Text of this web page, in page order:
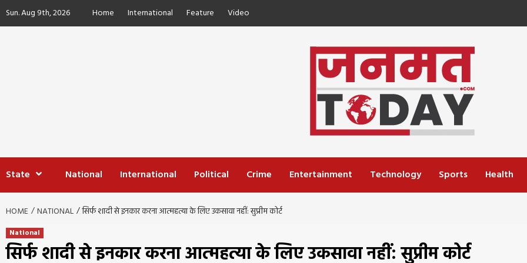
Skip
toSun. Aug 9th, 2026 Home International Feature Video
State National International Political Crime Entertainment Technology Sports Health
HOME NATIONAL सिर्फ शादी से इनकार करना आत्महत्या के लिए उकसावा नहीं: सुप्रीम कोर्ट
National
सिर्फ शादी से इनकार करना आत्महत्या के लिए उकसावा नहीं: सुप्रीम कोर्ट